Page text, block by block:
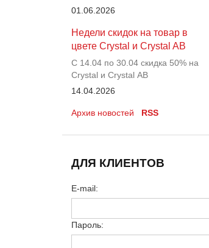
01.06.2026
Недели скидок на товар в
цвете Crystal и Crystal AB
С 14.04 по 30.04 скидка 50% на
Crystal и Crystal АВ
14.04.2026
Архив новостей RSS
ДЛЯ КЛИЕНТОВ
E-mail:
Пароль: